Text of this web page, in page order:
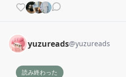
yuzureads@yuzureads
読み終わった